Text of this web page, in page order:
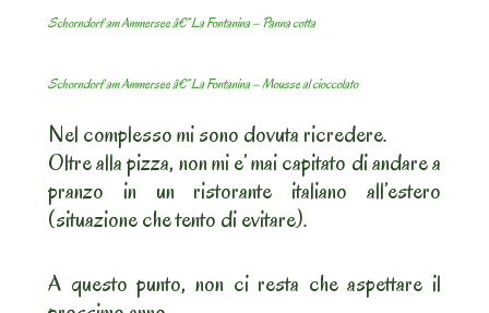
Schorndorf am Ammersee â€“ La Fontanina – Panna cotta
Schorndorf am Ammersee â€“ La Fontanina – Mousse al cioccolato
Nel complesso mi sono dovuta ricredere.
Oltre alla pizza, non mi e’ mai capitato di andare a
pranzo in un ristorante italiano all’estero
(situazione che tento di evitare).
A questo punto, non ci resta che aspettare il